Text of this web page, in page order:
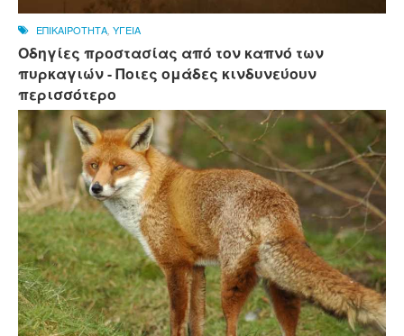
ΕΠΙΚΑΙΡΟΤΗΤΑ, ΥΓΕΙΑ
Οδηγίες προστασίας από τον καπνό των
πυρκαγιών - Ποιες ομάδες κινδυνεύουν
περισσότερο